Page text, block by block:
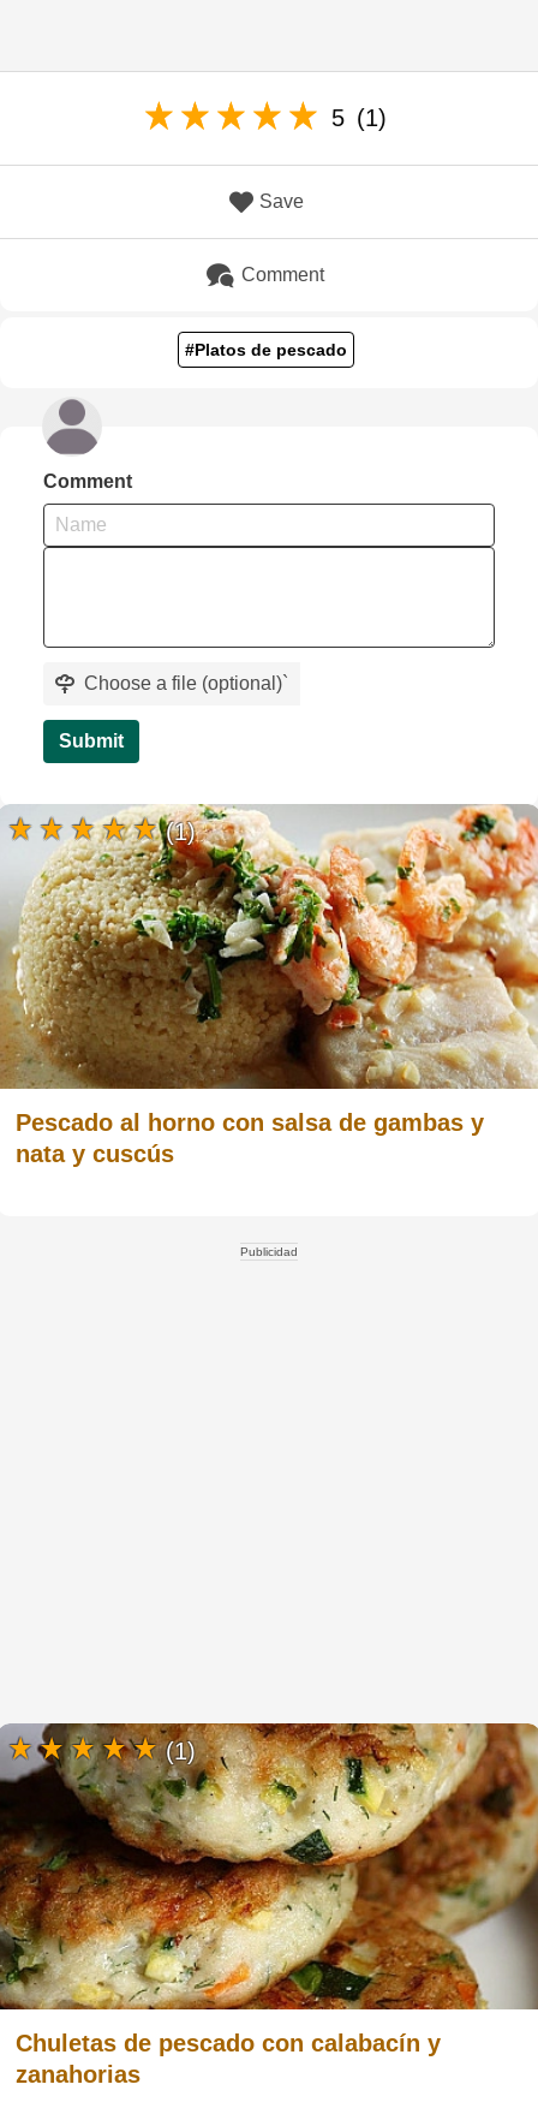
5 (1)
Save
Comment
#Platos de pescado
Comment
Choose a file (optional)`
Submit
Pescado al horno con salsa de gambas y
nata y cuscús
(1)
Publicidad
Chuletas de pescado con calabacín y
zanahorias
(1)